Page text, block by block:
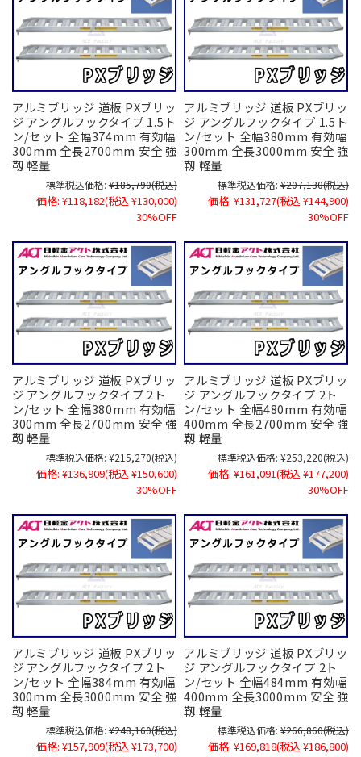
アルミブリッジ 道板 PXブリッ
ジ アングルフックタイプ 1.5ト
ン/セット 全幅374mm 有効幅
300mm 全長2700mm 安全 強
靱 軽量
標準税込価格: ¥185,790(税込)
価格: ¥118,182(税込 ¥130,000)
30%OFF
アルミブリッジ 道板 PXブリッ
ジ アングルフックタイプ 1.5ト
ン/セット 全幅380mm 有効幅
300mm 全長3000mm 安全 強
靱 軽量
標準税込価格: ¥207,130(税込)
価格: ¥131,727(税込 ¥144,900)
30%OFF
アルミブリッジ 道板 PXブリッ
ジ アングルフックタイプ 2ト
ン/セット 全幅380mm 有効幅
300mm 全長2700mm 安全 強
靱 軽量
標準税込価格: ¥215,270(税込)
価格: ¥136,909(税込 ¥150,600)
30%OFF
アルミブリッジ 道板 PXブリッ
ジ アングルフックタイプ 2ト
ン/セット 全幅480mm 有効幅
400mm 全長2700mm 安全 強
靱 軽量
標準税込価格: ¥253,220(税込)
価格: ¥161,091(税込 ¥177,200)
30%OFF
アルミブリッジ 道板 PXブリッ
ジ アングルフックタイプ 2ト
ン/セット 全幅384mm 有効幅
300mm 全長3000mm 安全 強
靱 軽量
標準税込価格: ¥248,160(税込)
価格: ¥157,909(税込 ¥173,700)
アルミブリッジ 道板 PXブリッ
ジ アングルフックタイプ 2ト
ン/セット 全幅484mm 有効幅
400mm 全長3000mm 安全 強
靱 軽量
標準税込価格: ¥266,860(税込)
価格: ¥169,818(税込 ¥186,800)